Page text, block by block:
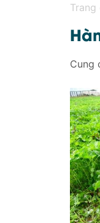
Trang
Cung